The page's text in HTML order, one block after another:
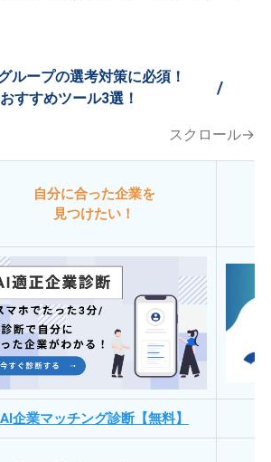
ループの選考対策に必須！
おすすめツール3選！
/
スクロール→
自分に合った企業を
見つけたい！
AI企業マッチング診断【無料】